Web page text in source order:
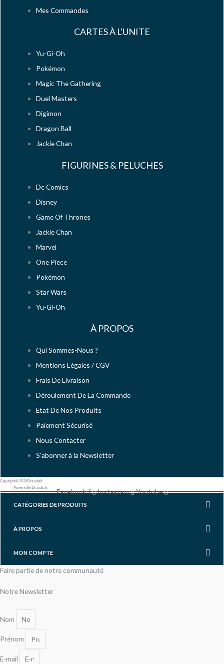
Mes Commandes
CARTES À L'UNITE
Yu-Gi-Oh
Pokémon
Magic The Gathering
Duel Masters
Digimon
Dragon Ball
Jackie Chan
FIGURINES & PELUCHES
Dc Comics
Disney
Game Of Thrones
Jackie Chan
Marvel
One Piece
Pokémon
Star Wars
Yu-Gi-Oh
À PROPOS
Qui Sommes-Nous ?
Mentions Légales / CGV
Frais De Livraison
Déroulement De La Commande
Etat De Nos Produits
Paiement Sécurisé
Nous Contacter
S'abonner à la Newsletter
Copyright © 2026 Dracobalt
Powered by Dracobalt
Facebook-f Instagram Youtube
CATÉGORIES DE PRODUITS
À PROPOS
MON COMPTE
Faire partie de notre communauté
Notre Newsletter
Nom
Prénom
E-mail